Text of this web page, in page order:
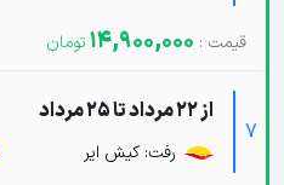
14,900,000
7
از 22 مرداد تا 25 مرداد
رفت: کیش ایر